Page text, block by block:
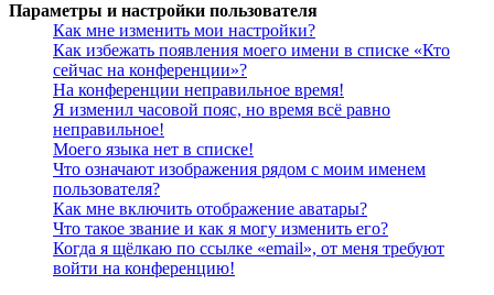
Параметры и настройки пользователя
Как мне изменить мои настройки?
Как избежать появления моего имени в списке «Кто
сейчас на конференции»?
На конференции неправильное время!
Я изменил часовой пояс, но время всё равно
неправильное!
Моего языка нет в списке!
Что означают изображения рядом с моим именем
пользователя?
Как мне включить отображение аватары?
Что такое звание и как я могу изменить его?
Когда я щёлкаю по ссылке «email», от меня требуют
войти на конференцию!